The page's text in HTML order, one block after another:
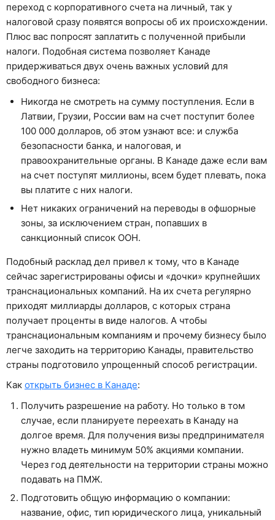
переход с корпоративного счета на личный, так у
налоговой сразу появятся вопросы об их происхождении.
Плюс вас попросят заплатить с полученной прибыли
налоги. Подобная система позволяет Канаде
придерживаться двух очень важных условий для
свободного бизнеса:
Никогда не смотреть на сумму поступления. Если в
Латвии, Грузии, России вам на счет поступит более
100 000 долларов, об этом узнают все: и служба
безопасности банка, и налоговая, и
правоохранительные органы. В Канаде даже если вам
на счет поступят миллионы, всем будет плевать, пока
вы платите с них налоги.
Нет никаких ограничений на переводы в офшорные
зоны, за исключением стран, попавших в
санкционный список ООН.
Подобный расклад дел привел к тому, что в Канаде
сейчас зарегистрированы офисы и «дочки» крупнейших
транснациональных компаний. На их счета регулярно
приходят миллиарды долларов, с которых страна
получает проценты в виде налогов. А чтобы
транснациональным компаниям и прочему бизнесу было
легче заходить на территорию Канады, правительство
страны подготовило упрощенный способ регистрации.
Как открыть бизнес в Канаде:
Получить разрешение на работу. Но только в том
случае, если планируете переехать в Канаду на
долгое время. Для получения визы предпринимателя
нужно владеть минимум 50% акциями компании.
Через год деятельности на территории страны можно
подавать на ПМЖ.
Подготовить общую информацию о компании:
название, офис, тип юридического лица, уникальный